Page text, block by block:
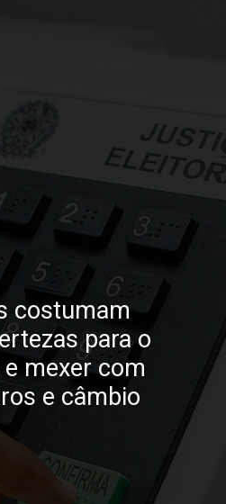
costumam
para o
mexer com
e câmbio